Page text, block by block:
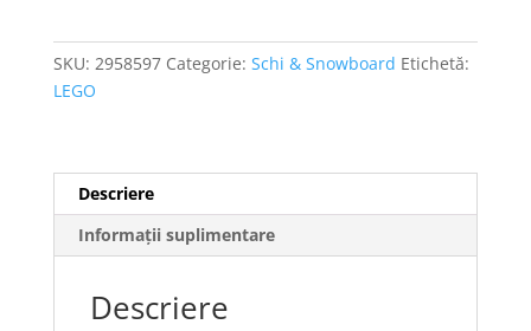
SKU: 2958597 Categorie: Schi & Snowboard Etichetă:
LEGO
Descriere
Informații suplimentare
Descriere